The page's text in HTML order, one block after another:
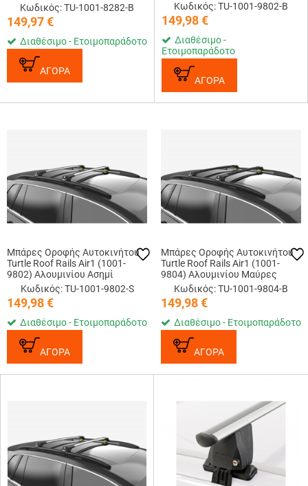
Κωδικός: TU-1001-8282-B
149,97€
Διαθέσιμο - Ετοιμοπαράδοτο
ΑΓΟΡΑ
Κωδικός: TU-1001-9802-B
149,98€
Διαθέσιμο -
Ετοιμοπαράδοτο
ΑΓΟΡΑ
Μπάρες Οροφής Αυτοκινήτου
Turtle Roof Rails Air1 (1001-
9802) Αλουμινίου Ασημί
Κωδικός: TU-1001-9802-S
149,98€
Διαθέσιμο - Ετοιμοπαράδοτο
ΑΓΟΡΑ
Μπάρες Οροφής Αυτοκινήτου
Turtle Roof Rails Air1 (1001-
9804) Αλουμινίου Μαύρες
Κωδικός: TU-1001-9804-B
149,98€
Διαθέσιμο - Ετοιμοπαράδοτο
ΑΓΟΡΑ